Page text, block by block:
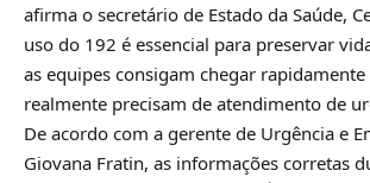
afirma o secretário de Estado da Saúde,
uso do 192 é essencial para preservar
as equipes consigam chegar rapidamente
realmente precisam de atendimento de
De acordo com a gerente de Urgência e
Giovana Fratin, as informações corretas